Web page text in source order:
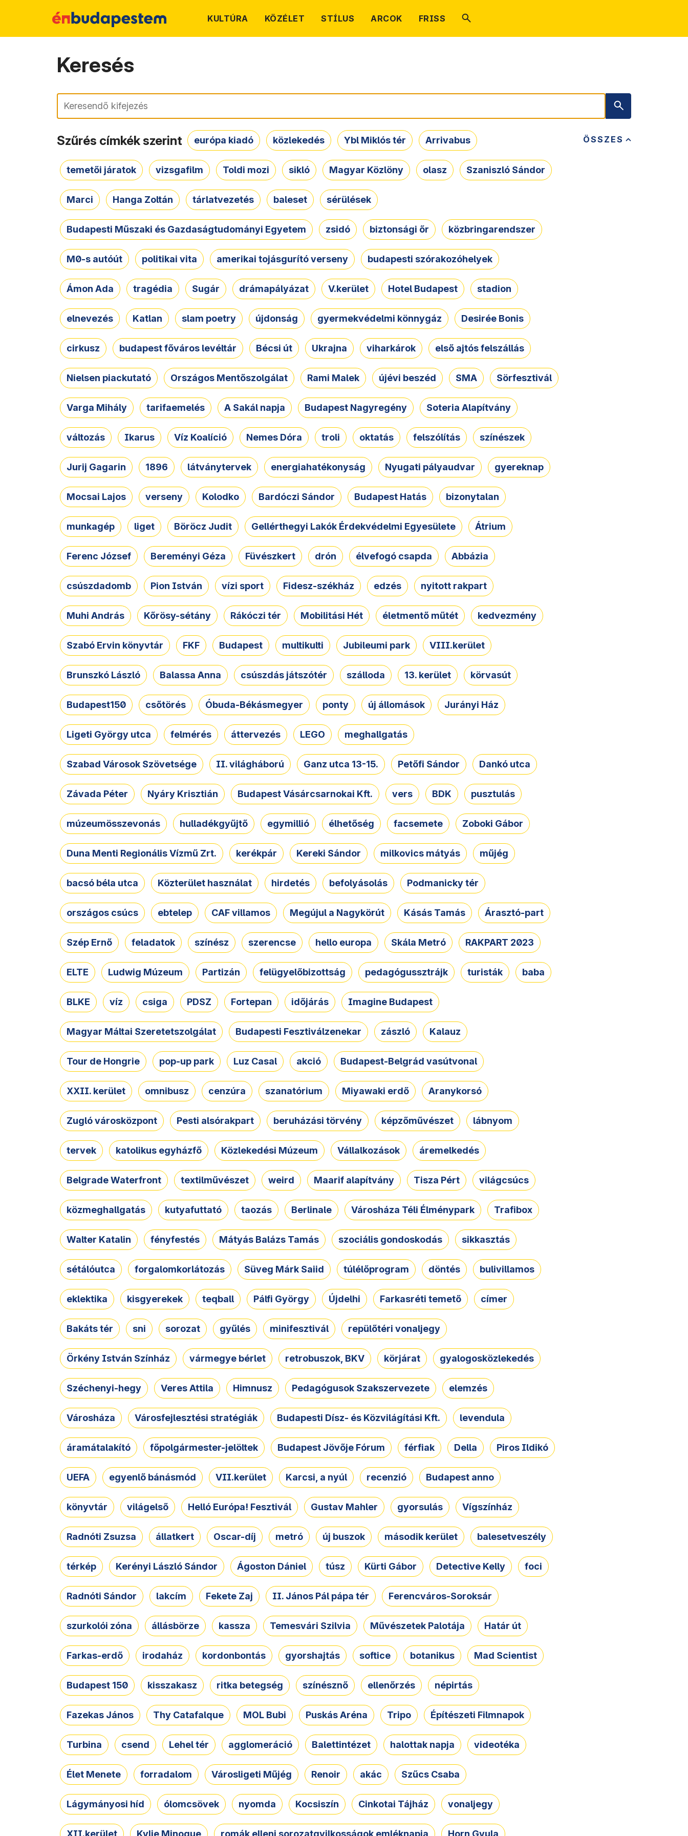
KULTÚRA KÖZÉLET STÍLUS ARCOK FRISS
Keresés
Keresés
ÖSSZES
Szűrés címkék szerint európa kiadó közlekedés Ybl Miklós tér Arrivabus
temetői járatok vizsgafilm Toldi mozi sikló Magyar Közlöny olasz Szaniszló Sándor
Marci Hanga Zoltán tárlatvezetés baleset sérülések
Budapesti Műszaki és Gazdaságtudományi Egyetem zsidó biztonsági őr közbringarendszer
M0-s autóút politikai vita amerikai tojásgurító verseny budapesti szórakozóhelyek
Ámon Ada tragédia Sugár drámapályázat V.kerület Hotel Budapest stadion
elnevezés Katlan slam poetry újdonság gyermekvédelmi könnygáz Desirée Bonis
cirkusz budapest főváros levéltár Bécsi út Ukrajna viharkárok első ajtós felszállás
Nielsen piackutató Országos Mentőszolgálat Rami Malek újévi beszéd SMA Sörfesztivál
Varga Mihály tarifaemelés A Sakál napja Budapest Nagyregény Soteria Alapítvány
változás Ikarus Víz Koalíció Nemes Dóra troli oktatás felszólítás színészek
Jurij Gagarin 1896 látványtervek energiahatékonyság Nyugati pályaudvar gyereknap
Mocsai Lajos verseny Kolodko Bardóczi Sándor Budapest Hatás bizonytalan
munkagép liget Böröcz Judit Gellérthegyi Lakók Érdekvédelmi Egyesülete Átrium
Ferenc József Bereményi Géza Füvészkert drón élvefogó csapda Abbázia
csúszdadomb Pion István vízi sport Fidesz-székház edzés nyitott rakpart
Muhi András Kőrösy-sétány Rákóczi tér Mobilitási Hét életmentő műtét kedvezmény
Szabó Ervin könyvtár FKF Budapest multikulti Jubileumi park VIII.kerület
Brunszkó László Balassa Anna csúszdás játszótér szálloda 13. kerület körvasút
Budapest150 csőtörés Óbuda-Békásmegyer ponty új állomások Jurányi Ház
Ligeti György utca felmérés áttervezés LEGO meghallgatás
Szabad Városok Szövetsége II. világháború Ganz utca 13-15. Petőfi Sándor Dankó utca
Závada Péter Nyáry Krisztián Budapest Vásárcsarnokai Kft. vers BDK pusztulás
múzeumösszevonás hulladékgyűjtő egymillió élhetőség facsemete Zoboki Gábor
Duna Menti Regionális Vízmű Zrt. kerékpár Kereki Sándor milkovics mátyás műjég
bacsó béla utca Közterület használat hirdetés befolyásolás Podmanicky tér
országos csúcs ebtelep CAF villamos Megújul a Nagykörút Kásás Tamás Árasztó-part
Szép Ernő feladatok színész szerencse hello europa Skála Metró RAKPART 2023
ELTE Ludwig Múzeum Partizán felügyelőbizottság pedagógussztrájk turisták baba
BLKE víz csiga PDSZ Fortepan időjárás Imagine Budapest
Magyar Máltai Szeretetszolgálat Budapesti Fesztiválzenekar zászló Kalauz
Tour de Hongrie pop-up park Luz Casal akció Budapest-Belgrád vasútvonal
XXII. kerület omnibusz cenzúra szanatórium Miyawaki erdő Aranykorsó
Zugló városközpont Pesti alsórakpart beruházási törvény képzőművészet lábnyom
tervek katolikus egyházfő Közlekedési Múzeum Vállalkozások áremelkedés
Belgrade Waterfront textilművészet weird Maarif alapítvány Tisza Pért világcsúcs
közmeghallgatás kutyafuttató taozás Berlinale Városháza Téli Élménypark Trafibox
Walter Katalin fényfestés Mátyás Balázs Tamás szociális gondoskodás sikkasztás
sétálóutca forgalomkorlátozás Süveg Márk Saiid túlélőprogram döntés bulivillamos
eklektika kisgyerekek teqball Pálfi György Újdelhi Farkasréti temető címer
Bakáts tér sni sorozat gyűlés minifesztivál repülőtéri vonaljegy
Örkény István Színház vármegye bérlet retrobuszok, BKV körjárat gyalogosközlekedés
Széchenyi-hegy Veres Attila Himnusz Pedagógusok Szakszervezete elemzés
Városháza Városfejlesztési stratégiák Budapesti Dísz- és Közvilágítási Kft. levendula
áramátalakító főpolgármester-jelöltek Budapest Jövője Fórum férfiak Della Piros Ildikó
UEFA egyenlő bánásmód VII.kerület Karcsi, a nyúl recenzió Budapest anno
könyvtár világelső Helló Európa! Fesztivál Gustav Mahler gyorsulás Vígszínház
Radnóti Zsuzsa állatkert Oscar-díj metró új buszok második kerület balesetveszély
térkép Kerényi László Sándor Ágoston Dániel túsz Kürti Gábor Detective Kelly foci
Radnóti Sándor lakcím Fekete Zaj II. János Pál pápa tér Ferencváros-Soroksár
szurkolói zóna állásbörze kassza Temesvári Szilvia Művészetek Palotája Határ út
Farkas-erdő irodaház kordonbontás gyorshajtás softice botanikus Mad Scientist
Budapest 150 kisszakasz ritka betegség színésznő ellenőrzés népirtás
Fazekas János Thy Catafalque MOL Bubi Puskás Aréna Tripo Építészeti Filmnapok
Turbina csend Lehel tér agglomeráció Balettintézet halottak napja videotéka
Élet Menete forradalom Városligeti Műjég Renoir akác Szűcs Csaba
Lágymányosi híd ólomcsövek nyomda Kocsiszín Cinkotai Tájház vonaljegy
XII.kerület Kylie Minogue romák elleni sorozatgyilkosságok emléknapja Horn Gyula